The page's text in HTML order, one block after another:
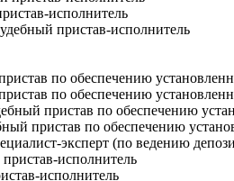
исполнитель
пристав-исполнитель
по обеспечению
по обеспечению
пристав по обеспечению
пристав по обеспечению
эксперт (по ведению
исполнитель
исполнитель